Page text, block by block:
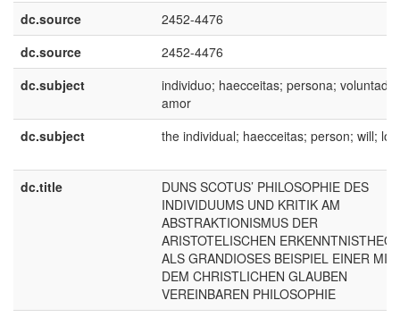
dc.source
2452-4476
dc.source
2452-4476
dc.subject
individuo; haecceitas; persona; voluntad;
amor
dc.subject
the individual; haecceitas; person; will;
dc.title
DUNS SCOTUS’ PHILOSOPHIE DES
INDIVIDUUMS UND KRITIK AM
ABSTRAKTIONISMUS DER
ARISTOTELISCHEN
ALS GRANDIOSES BEISPIEL EINER MIT
DEM CHRISTLICHEN GLAUBEN
VEREINBAREN PHILOSOPHIE